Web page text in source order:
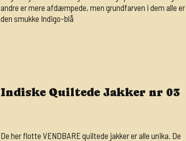
andre er mere afdæmpede, men grundfarven i dem alle er
den smukke Indigo-blå
Indiske Quiltede Jakker nr 03
De her flotte VENDBARE quiltede jakker er alle unika. De